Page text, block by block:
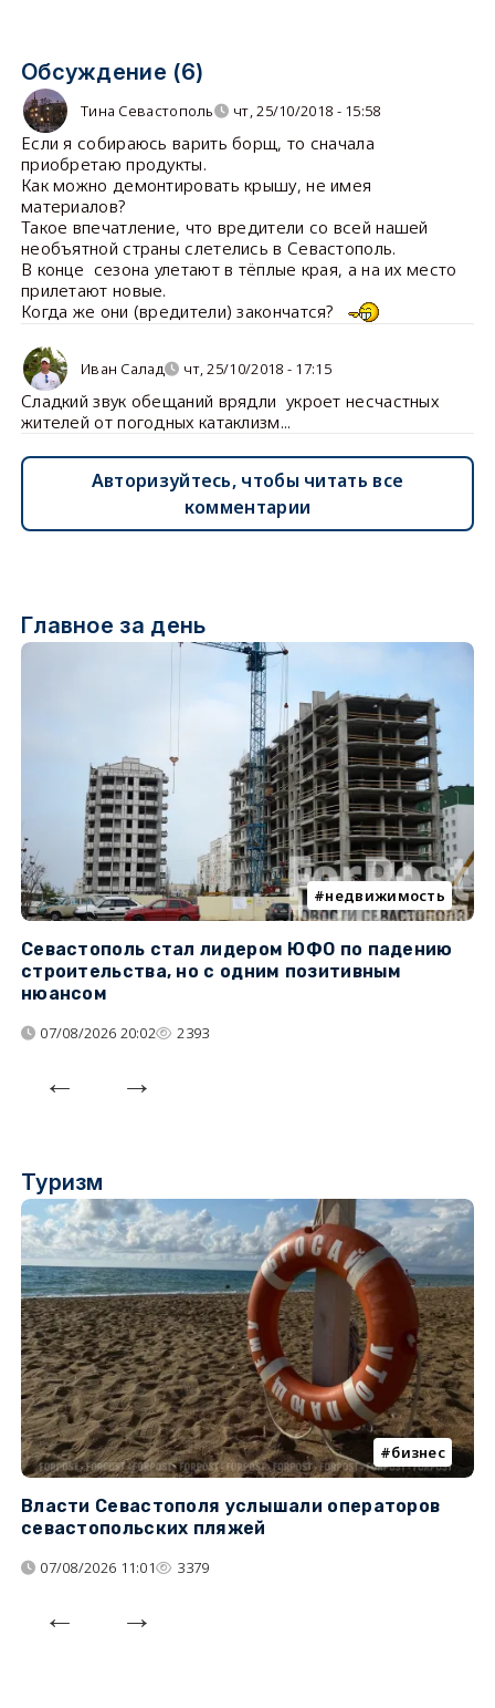
Обсуждение (6)
Тина Севастополь чт, 25/10/2018 - 15:58
Если я собираюсь варить борщ, то сначала
приобретаю продукты.
Как можно демонтировать крышу, не имея
материалов?
Такое впечатление, что вредители со всей нашей
необъятной страны слетелись в Севастополь.
В конце сезона улетают в тёплые края, а на их место
прилетают новые.
Когда же они (вредители) закончатся?
Иван Салад чт, 25/10/2018 - 17:15
Сладкий звук обещаний врядли укроет несчастных
жителей от погодных катаклизм...
Авторизуйтесь, чтобы читать все
комментарии
Главное за день
недвижимость
Севастополь стал лидером ЮФО по падению
строительства, но с одним позитивным
нюансом
07/08/2026 20:02 2393
Туризм
бизнес
Власти Севастополя услышали операторов
севастопольских пляжей
07/08/2026 11:01 3379